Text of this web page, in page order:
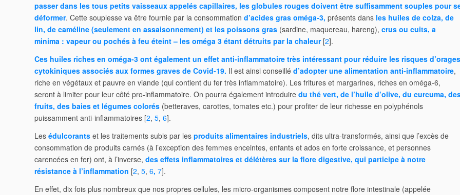
passer dans les tous petits vaisseaux appelés capillaires, les globules rouges doivent être suffisamment souples pour
déformer. Cette souplesse va être fournie par la consommation d’acides gras oméga-3, présents dans les huiles de colza, de
lin, de caméline (seulement en assaisonnement) et les poissons gras (sardine, maquereau, hareng), crus ou cuits, a
minima : vapeur ou pochés à feu éteint – les oméga 3 étant détruits par la chaleur [2].
Ces huiles riches en oméga-3 ont également un effet anti-inflammatoire très intéressant pour réduire les risques d’orages
cytokiniques associés aux formes graves de Covid-19. Il est ainsi conseillé d’adopter une alimentation anti-inflammatoire,
riche en végétaux et pauvre en viande (qui contient du fer très inflammatoire). Les fritures et margarines, riches en oméga-6,
seront à limiter pour leur côté pro-inflammatoire. On pourra également introduire du thé vert, de l’huile d’olive, du curcuma,
fruits, des baies et légumes colorés (betteraves, carottes, tomates etc.) pour profiter de leur richesse en polyphénols
puissamment anti-inflammatoires [2, 5, 6].
Les édulcorants et les traitements subis par les produits alimentaires industriels, dits ultra-transformés, ainsi que l’excès de
consommation de produits carnés (à l’exception des femmes enceintes, enfants et ados en forte croissance, et personnes
carencées en fer) ont, à l’inverse, des effets inflammatoires et délétères sur la flore digestive, qui participe à notre
résistance à l’inflammation [2, 5, 6, 7].
En effet, dix fois plus nombreux que nos propres cellules, les micro-organismes composent notre flore intestinale (appelée